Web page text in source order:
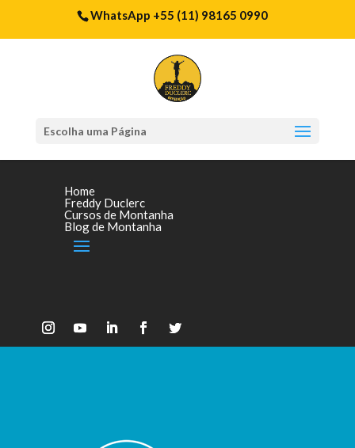
WhatsApp +55 (11) 98165 0990
Escolha uma Página
Home
Freddy Duclerc
Cursos de Montanha
Blog de Montanha